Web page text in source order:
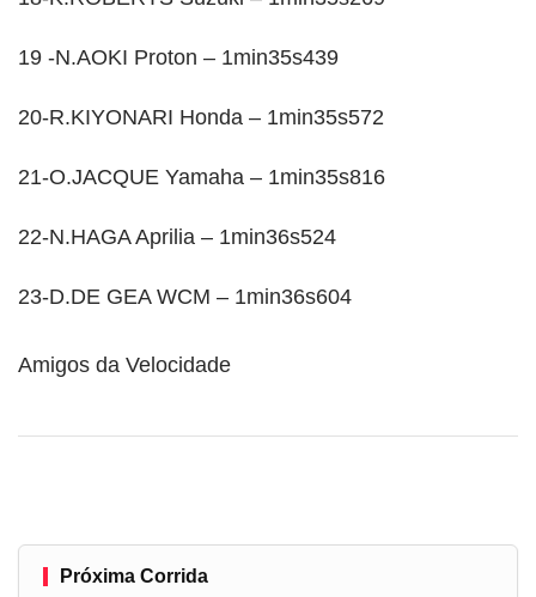
19 -N.AOKI Proton – 1min35s439
20-R.KIYONARI Honda – 1min35s572
21-O.JACQUE Yamaha – 1min35s816
22-N.HAGA Aprilia – 1min36s524
23-D.DE GEA WCM – 1min36s604
Amigos da Velocidade
Próxima Corrida